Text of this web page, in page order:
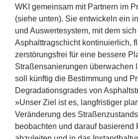
WKI gemeinsam mit Partnern im
(siehe unten). Sie entwickeln ein
und Auswertesystem, mit dem
Asphalttragschicht kontinuierlich,
zerstörungsfrei für eine bessere
Straßensanierungen überwachen
soll künftig die Bestimmung und
Degradationsgrades von
»Unser Ziel ist es, langfristiger
Veränderung des
beobachten und darauf basierend